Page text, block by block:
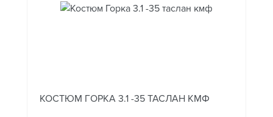
КОСТЮМ ГОРКА 3.1 -35 ТАСЛАН КМФ